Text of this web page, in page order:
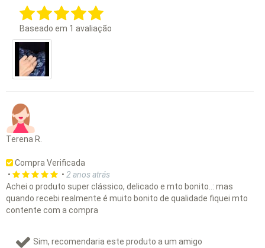
Baseado em 1 avaliação
Terena R.
Compra Verificada
•
• 2 anos atrás
Achei o produto super clássico, delicado e mto bonito..: mas
quando recebi realmente é muito bonito de qualidade fiquei mto
contente com a compra
Sim, recomendaria este produto a um amigo